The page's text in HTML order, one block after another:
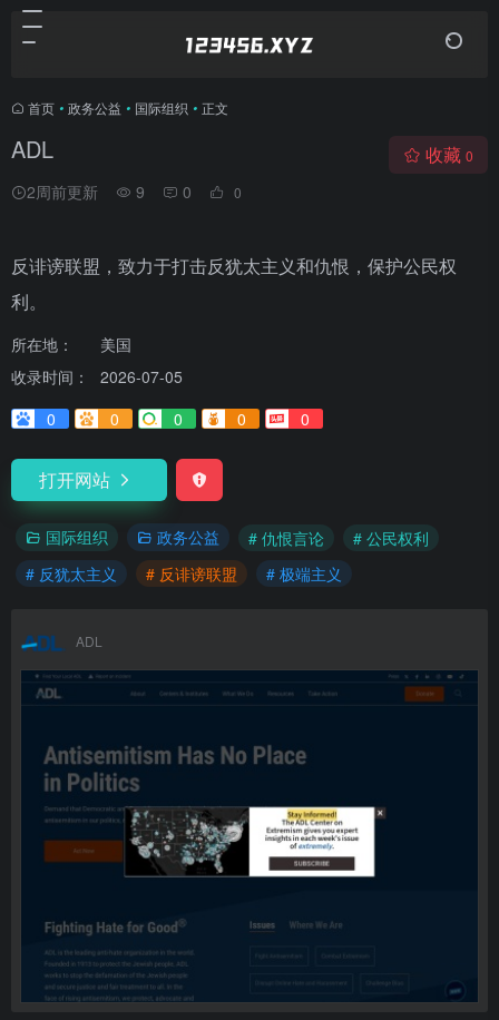
首页 • 政务公益 • 国际组织 • 正文
ADL
2周前更新 9 0 0
收藏 0
反诽谤联盟，致力于打击反犹太主义和仇恨，保护公民权
利。
所在地：
美国
收录时间：
2026-07-05
0
0 0 0 0
打开网站
国际组织 政务公益 # 仇恨言论
# 公民权利
# 反犹太主义
# 反诽谤联盟 # 极端主义
ADL